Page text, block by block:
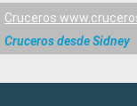
Cruceros
Cruceros desde Sidney